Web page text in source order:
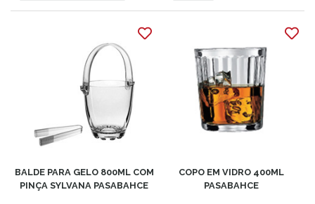
BALDE PARA GELO 800ML COM
PINÇA SYLVANA PASABAHCE
COPO EM VIDRO 400ML
PASABAHCE